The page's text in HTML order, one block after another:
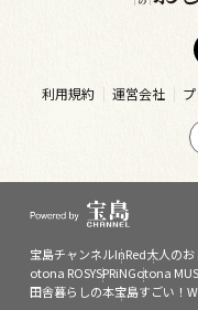
利用規約 運営会社
宝島チャンネルInRed大人の
otona ROSYSPRiNGotona
田舎暮らしの本宝島すごい！